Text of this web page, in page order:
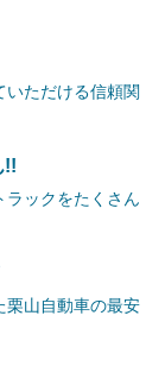
いただける信頼関
!!
ラックをたくさん
栗山自動車の最安